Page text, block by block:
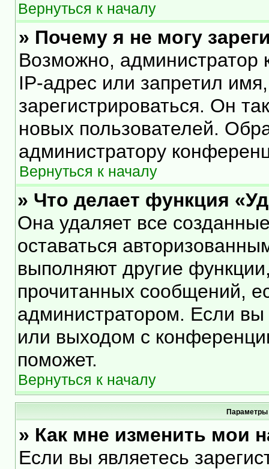
Вернуться к началу
» Почему я не могу
Возможно, администратор
IP-адрес или запретил
зарегистрироваться. Он
новых пользователей.
администратору
Вернуться к началу
» Что делает функция
Она удаляет все
оставаться
выполняют другие
прочитанных сообщений,
администратором. Если
или выходом с
поможет.
Вернуться к началу
Параметры
» Как мне изменить мои
Если вы являетесь